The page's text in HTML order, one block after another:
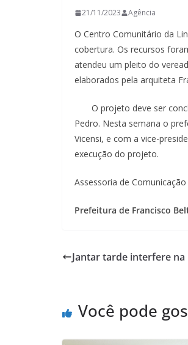
21/11/2023 Agência
O Centro Comunitário da
cobertura. Os recursos
atendeu um pleito do
elaborados pela arquiteta
O projeto deve ser
Pedro. Nesta semana o
Vicensi, e com a vice-
execução do projeto.
Assessoria de
Prefeitura de Francisco
Jantar tarde interfere na
Você pode